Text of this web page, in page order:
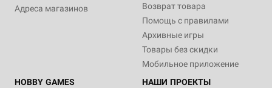
Адреса магазинов
Возврат товара
Помощь с правилами
Архивные игры
Товары без скидки
Мобильное приложение
HOBBY GAMES
НАШИ ПРОЕКТЫ